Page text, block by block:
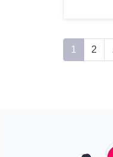
1 2